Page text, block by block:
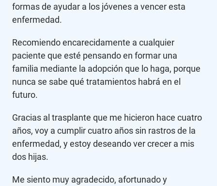
formas de ayudar a los jóvenes a vencer esta
enfermedad.
Recomiendo encarecidamente a cualquier
paciente que esté pensando en formar una
familia mediante la adopción que lo haga, porque
nunca se sabe qué tratamientos habrá en el
futuro.
Gracias al trasplante que me hicieron hace cuatro
años, voy a cumplir cuatro años sin rastros de la
enfermedad, y estoy deseando ver crecer a mis
dos hijas.
Me siento muy agradecido, afortunado y